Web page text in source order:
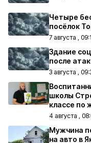
Четыре
посёлок
7 августа ,
Здание
после
3 августа ,
школы
классе по
4 августа ,
Мужчина
на авто в